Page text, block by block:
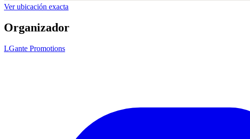
Ver ubicación exacta
Organizador
LGante Promotions